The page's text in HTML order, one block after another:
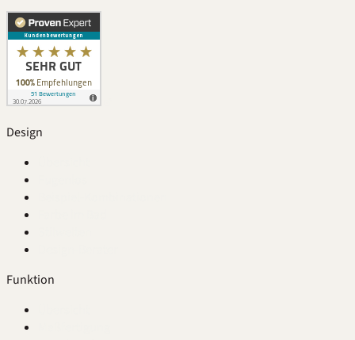
Design
Funktion